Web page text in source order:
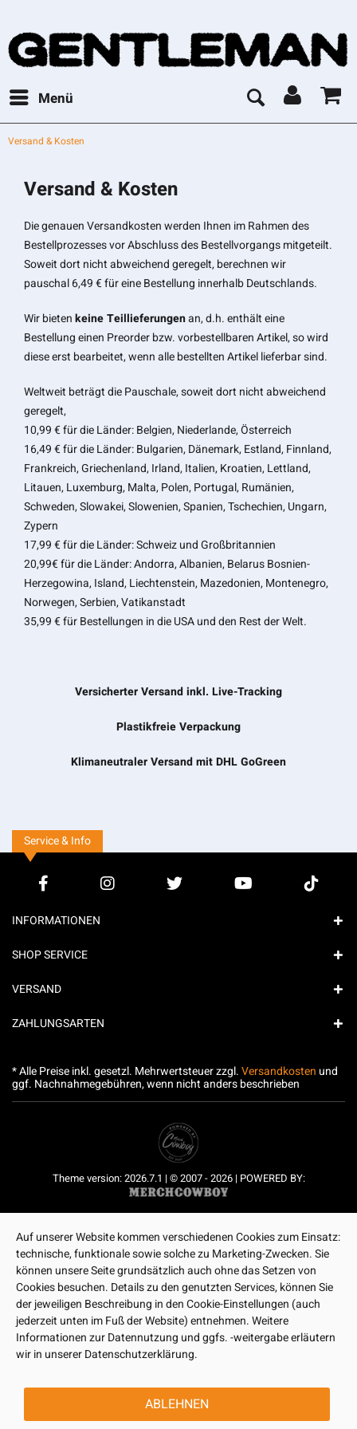
Menü
Versand & Kosten
Versand & Kosten
Die genauen Versandkosten werden Ihnen im Rahmen des
Bestellprozesses vor Abschluss des Bestellvorgangs mitgeteilt.
Soweit dort nicht abweichend geregelt, berechnen wir
pauschal 6,49 € für eine Bestellung innerhalb Deutschlands.
Wir bietenkeine Teillieferungenan, d.h. enthält eine
Bestellung einen Preorder bzw. vorbestellbaren Artikel, so wird
diese erst bearbeitet, wenn alle bestellten Artikel lieferbar sind.
Weltweit beträgt die Pauschale, soweit dort nicht abweichend
geregelt,
10,99 € für die Länder: Belgien, Niederlande, Österreich
16,49 € für die Länder: Bulgarien, Dänemark, Estland, Finnland,
Frankreich, Griechenland, Irland, Italien, Kroatien, Lettland,
Litauen, Luxemburg, Malta, Polen, Portugal, Rumänien,
Schweden, Slowakei, Slowenien, Spanien, Tschechien, Ungarn,
Zypern
17,99 € für die Länder: Schweiz und Großbritannien
20,99€ für die Länder: Andorra, Albanien, Belarus Bosnien-
Herzegowina, Island, Liechtenstein, Mazedonien, Montenegro,
Norwegen, Serbien, Vatikanstadt
35,99 € für Bestellungen in die USA und den Rest der Welt.
Versicherter Versand inkl. Live-Tracking
Plastikfreie Verpackung
Klimaneutraler Versand mit DHL GoGreen
Service & Info
INFORMATIONEN
SHOP SERVICE
VERSAND
ZAHLUNGSARTEN
* Alle Preise inkl. gesetzl. Mehrwertsteuer zzgl.Versandkosten und
ggf. Nachnahmegebühren, wenn nicht anders beschrieben
Theme version: 2026.7.1 | © 2007 - 2026 | POWERED BY:
Auf unserer Website kommen verschiedenen Cookies zum Einsatz:
technische, funktionale sowie solche zu Marketing-Zwecken. Sie
können unsere Seite grundsätzlich auch ohne das Setzen von
Cookies besuchen. Details zu den genutzten Services, können Sie
der jeweiligen Beschreibung in den Cookie-Einstellungen (auch
jederzeit unten im Fuß der Website) entnehmen. Weitere
Informationen zur Datennutzung und ggfs. -weitergabe erläutern
wir in unserer Datenschutzerklärung.
ABLEHNEN